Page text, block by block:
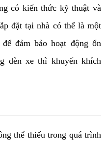
có kiến thức kỹ thuật và
đặt tại nhà có thể là một
đảm bảo hoạt động ổn
đèn xe thì khuyến khích
thể thiếu trong quá trình